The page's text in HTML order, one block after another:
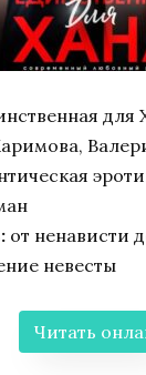
для
от ненависти
невесты
Читать